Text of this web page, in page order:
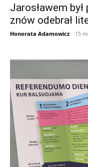
Jarosławem
znów odebrał
Honorata Adamowicz - 15